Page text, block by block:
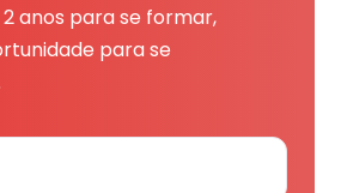
2 anos para se formar,
para se